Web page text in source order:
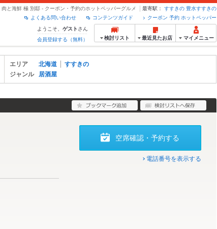
肉と海鮮 極 別邸 - クーポン・予約のホットペッパーグルメ 最寄駅： すすきの 豊水すすきの
クーポン 予約 ホットペッパー
コンテンツガイド
よくある問い合わせ
ようこそ、 ゲスト さん
会員登録する（無料）
検討リスト 最近見たお店 マイメニュー
エリア 北海道
すすきの
ジャンル
居酒屋
空席確認・予約する
電話番号を表示する